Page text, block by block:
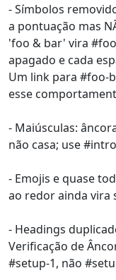
- Símbolos
a pontuação mas
'foo & bar' vira
apagado e cada
Um link para #foo-
esse
- Maiúsculas:
não casa; use
- Emojis e quase
ao redor ainda vira
- Headings
Verificação de
#setup-1, não